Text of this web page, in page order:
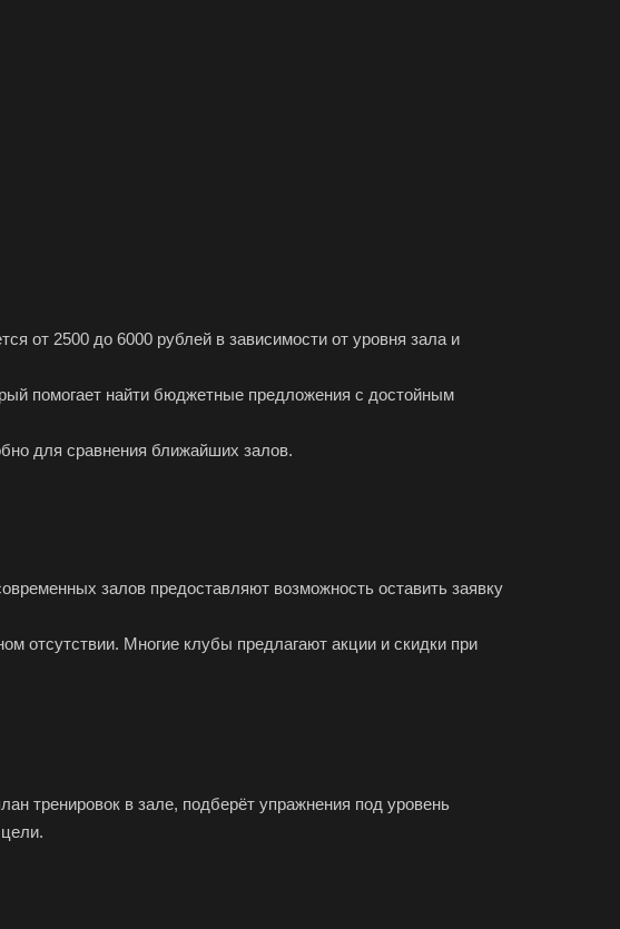
от 2500 до 6000 рублей в зависимости от уровня зала и
помогает найти бюджетные предложения с достойным
для сравнения ближайших залов.
залов предоставляют возможность оставить заявку
отсутствии. Многие клубы предлагают акции и скидки при
тренировок в зале, подберёт упражнения под уровень